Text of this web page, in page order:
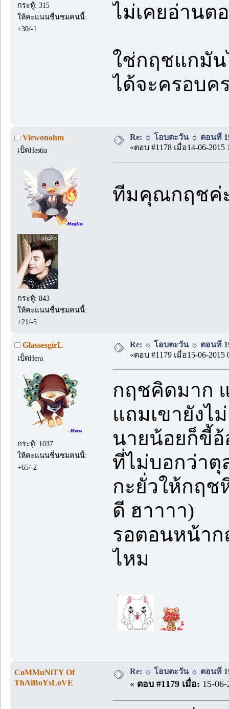
กระทู้: 315
ให้คะแนนชื่นชมคนนี้:
+30/-1
ไม่เคยอ่านต
ใช่กฤชแกมัน
ได้จะครอบค
Viewonohm
เป็ดHestia
กระทู้: 843
ให้คะแนนชื่นชมคนนี้:
+21/-5
Re: ☼ โอบตะวัน ☼ ตอนที่ 19
«ตอบ #1178 เมื่อ14-06-2015
ทีมคุณกฤชค่
GlassesgirL
เป็ดHera
กระทู้: 1037
ให้คะแนนชื่นชมคนนี้:
+65/-2
Re: ☼ โอบตะวัน ☼ ตอนที่ 19
«ตอบ #1179 เมื่อ15-06-2015
กฤชคิดมาก
แถมเขายังไ
นายน้อยก็ขี้
ที่ไม่บอกว่าตุ
กะยั่วให้กฤช
ดี ฮาาาา)
รอตอนหน้าก
ไหม
CoMMuNiTY Of
ThAiBoYsLoVE
Re: ☼ โอบตะวัน ☼ ตอนที่ 19
« ตอบ #1179 เมื่อ: 15-